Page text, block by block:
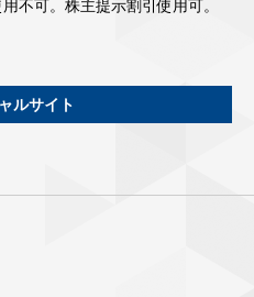
不可。株主提示割引使用可。
ルサイト